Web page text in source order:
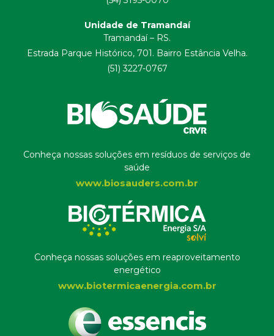
Unidade de Tramandaí
Tramandaí – RS.
Estrada Parque Histórico, 701. Bairro Estância Velha.
(51) 3227-0767
Conheça nossas soluções em resíduos de serviços de
saúde
www.biosauders.com.br
Conheça nossas soluções em reaproveitamento
energético
www.biotermicaenergia.com.br